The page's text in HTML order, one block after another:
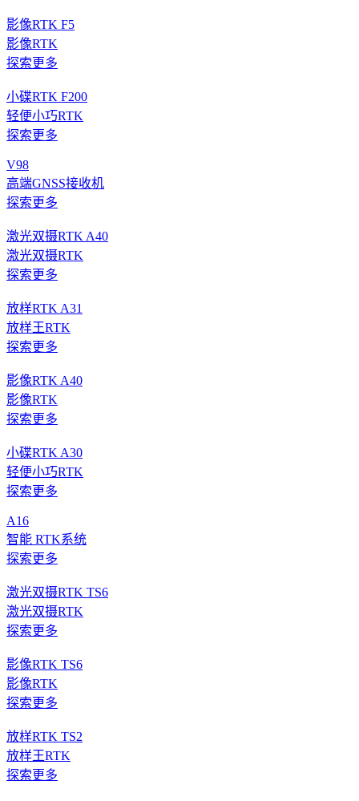
影像RTK F5
影像RTK
探索更多
小碟RTK F200
轻便小巧RTK
探索更多
V98
高端GNSS接收机
探索更多
激光双摄RTK A40
激光双摄RTK
探索更多
放样RTK A31
放样王RTK
探索更多
影像RTK A40
影像RTK
探索更多
小碟RTK A30
轻便小巧RTK
探索更多
A16
智能 RTK系统
探索更多
激光双摄RTK TS6
激光双摄RTK
探索更多
影像RTK TS6
影像RTK
探索更多
放样RTK TS2
放样王RTK
探索更多